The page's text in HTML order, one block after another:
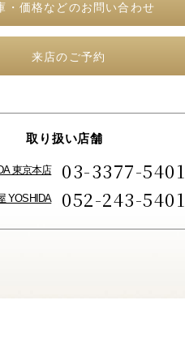
・価格などのお問い合わせ
来店のご予約
取り扱い店舗
東京本店 03-3377-5401
YOSHIDA 052-243-5401